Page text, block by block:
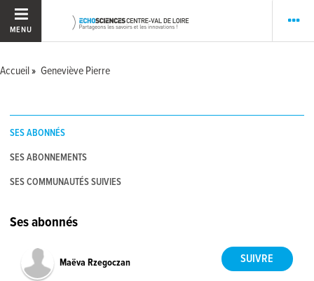
MENU
Accueil Geneviève Pierre
SES ABONNÉS
SES ABONNEMENTS
SES COMMUNAUTÉS SUIVIES
Ses abonnés
Maëva Rzegoczan